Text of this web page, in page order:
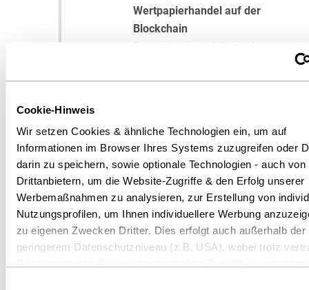
Cookie-Hinweis
Wir setzen Cookies & ähnliche Technologien ein, um auf
Informationen im Browser Ihres Systems zuzugreifen oder
darin zu speichern, sowie optionale Technologien - auch von
Drittanbietern, um die Website-Zugriffe & den Erfolg unserer
Werbemaßnahmen zu analysieren, zur Erstellung von
Nutzungsprofilen, um Ihnen individuellere Werbung
zu eigenen Zwecken Dritter. Dies erfolgt auch außerhalb der
geringerem Datenschutzniveau (z.B. USA), wobei trotz
Wertpapierhandel auf der
Blockchain
Deutscher AnwaltSpiegel,
Stuckenberg, Ausgabe 18/2019,
Leitplanken für Security Token
REthinking Finance 6/2019
Wertpapier-Transaktionen auf
der Blockchain